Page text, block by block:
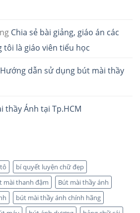
Chia sẻ bài giảng, giáo án các
tôi là giáo viên tiểu học
Hướng dẫn sử dụng bút mài thầy
thầy Ánh tại Tp.HCM
bí quyết luyện chữ đẹp
mài thanh đậm
Bút mài thầy ánh
bút mài thầy ánh chính hãng